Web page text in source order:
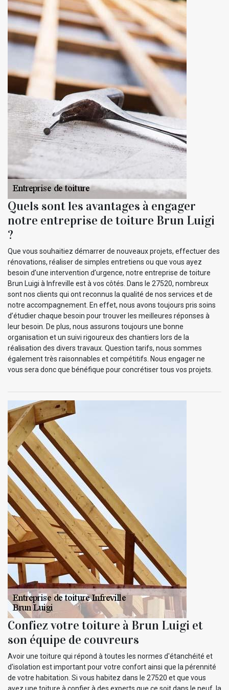
Quels sont les avantages à engager
notre entreprise de toiture Brun Luigi
?
Que vous souhaitiez démarrer de nouveaux projets, effectuer des
rénovations, réaliser de simples entretiens ou que vous ayez
besoin d’une intervention d’urgence, notre entreprise de toiture
Brun Luigi à Infreville est à vos côtés. Dans le 27520, nombreux
sont nos clients qui ont reconnus la qualité de nos services et de
notre accompagnement. En effet, nous avons toujours pris soins
d’étudier chaque besoin pour trouver les meilleures réponses à
leur besoin. De plus, nous assurons toujours une bonne
organisation et un suivi rigoureux des chantiers lors de la
réalisation des divers travaux. Question tarifs, nous sommes
également très raisonnables et compétitifs. Nous engager ne
vous sera donc que bénéfique pour concrétiser tous vos projets.
Confiez votre toiture à Brun Luigi et
son équipe de couvreurs
Avoir une toiture qui répond à toutes les normes d'étanchéité et
d'isolation est important pour votre confort ainsi que la pérennité
de votre habitation. Si vous habitez dans le 27520 et que vous